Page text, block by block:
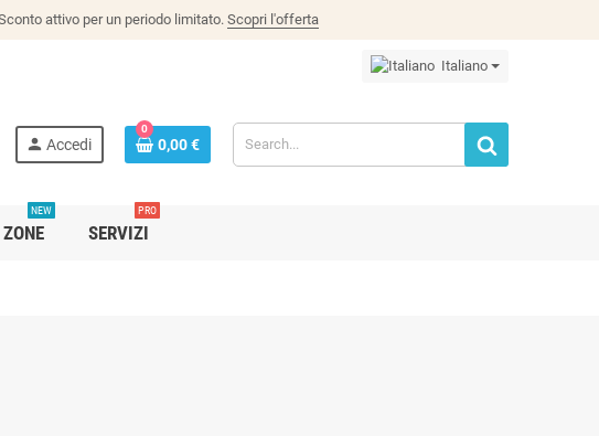
attivo per un periodo limitato. Scopri l'offerta
Italiano
person Accedi
0
0,00 €
NEW
SERVIZI
PRO